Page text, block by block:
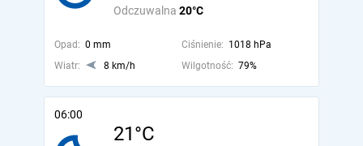
Odczuwalna 20°C
Opad: 0 mm Ciśnienie: 1018 hPa
Wiatr:
8 km/h Wilgotność: 79%
06:00
21°C